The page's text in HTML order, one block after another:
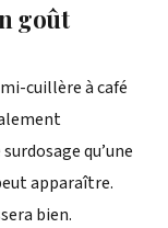
goût
cuillère à café
qu’une
apparaître.
bien.